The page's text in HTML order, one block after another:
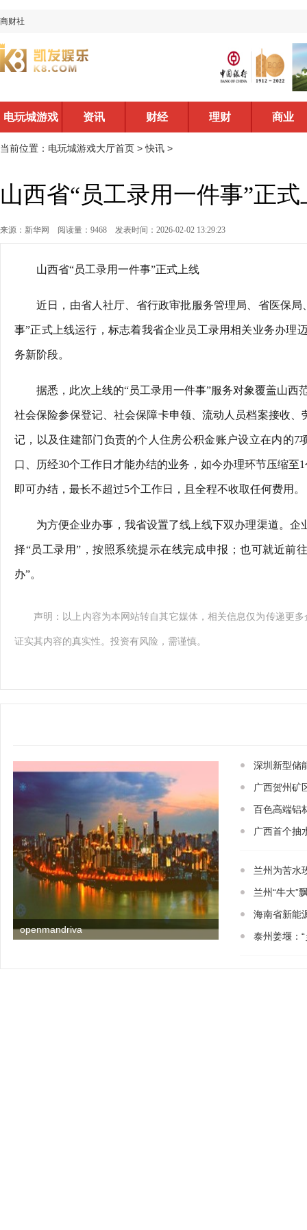
商财社
电玩城游戏
大厅首页
资讯 财经 理财 商业
当前位置： 电玩城游戏大厅首页 >快讯 >
山西省“员工录用一件事”正
来源：新华网 阅读量：9468 发表时间：2026-02-02 13:29:23
山西省“员工录用一件事”正式上线
近日，由省人社厅、省行政审批服务管理局、省医保
事”正式上线运行，标志着我省企业员工录用相关业务办理
务新阶段。
据悉，此次上线的“员工录用一件事”服务对象覆盖山
社会保险参保登记、社会保障卡申领、流动人员档案接收
记，以及住建部门负责的个人住房公积金账户设立在内的
口、历经30个工作日才能办结的业务，如今办理环节压缩
即可办结，最长不超过5个工作日，且全程不收取任何费用。
为方便企业办事，我省设置了线上线下双办理渠道。企
择“员工录用”，按照系统提示在线完成申报；也可就近前
办”。
声明：以上内容为本网站转自其它媒体，相关信息仅为传递更
证实其内容的真实性。投资有风险，需谨慎。
openmandriva
深圳新型储
广西贺州矿
百色高端铝
广西首个抽
兰州为苦水
兰州“牛大”
海南省新能
泰州姜堰：